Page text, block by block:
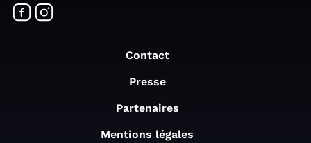
Contact
Presse
Partenaires
Mentions légales